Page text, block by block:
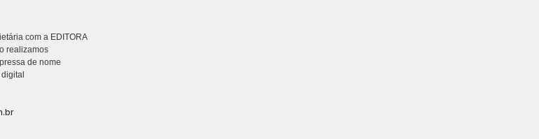
com a EDITORA
realizamos
de nome